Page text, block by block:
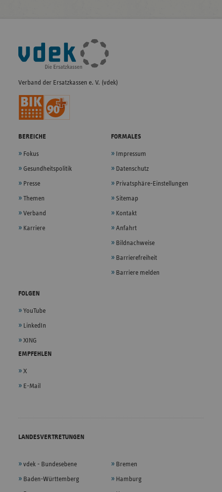
Fußleisten-
Navigation
Verband der Ersatzkassen e. V. (vdek)
BEREICHE
Fokus
Gesundheitspolitik
Presse
Themen
Verband
Karriere
FORMALES
Impressum
Datenschutz
Privatsphäre-Einstellungen
Sitemap
Kontakt
Anfahrt
Bildnachweise
Barrierefreiheit
Barriere melden
FOLGEN
YouTube
LinkedIn
XING
EMPFEHLEN
X
E-Mail
LANDESVERTRETUNGEN
vdek - Bundesebene
Baden-Württemberg
Bremen
Hamburg